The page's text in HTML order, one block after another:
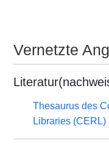
Vernetzte
Thesaurus des
Libraries (CERL)